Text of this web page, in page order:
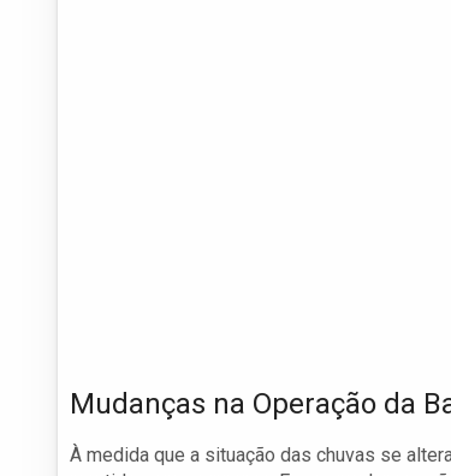
Mudanças na Operação da
À medida que a situação das chuvas se